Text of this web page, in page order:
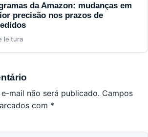
da Amazon: mudanças em
precisão nos prazos de
leitura
mail não será publicado. Campos
com *